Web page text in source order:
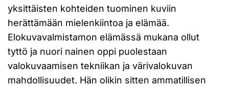
yksittäisten kohteiden tuominen kuviin
herättämään mielenkiintoa ja elämää.
Elokuvavalmistamon elämässä mukana ollut
tyttö ja nuori nainen oppi puolestaan
valokuvaamisen tekniikan ja värivalokuvan
mahdollisuudet. Hän olikin sitten ammatillisen